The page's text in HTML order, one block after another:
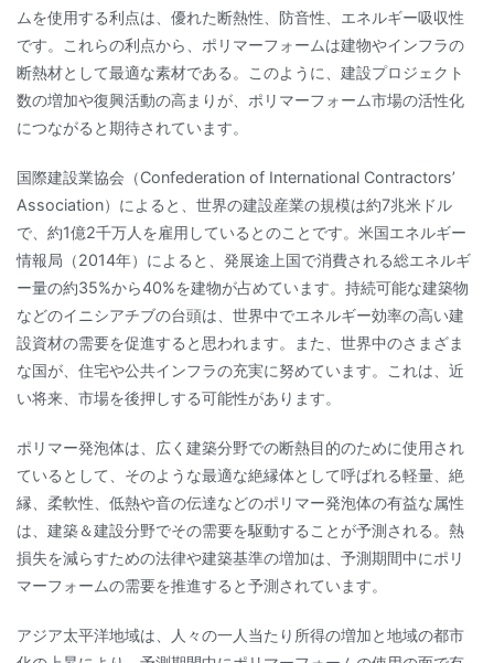
ムを使用する利点は、優れた断熱性、防音性、エネルギー吸収性
です。これらの利点から、ポリマーフォームは建物やインフラの
断熱材として最適な素材である。このように、建設プロジェクト
数の増加や復興活動の高まりが、ポリマーフォーム市場の活性化
につながると期待されています。
国際建設業協会（Confederation of International Contractors’
Association）によると、世界の建設産業の規模は約7兆米ドル
で、約1億2千万人を雇用しているとのことです。米国エネルギー
情報局（2014年）によると、発展途上国で消費される総エネルギ
ー量の約35%から40%を建物が占めています。持続可能な建築物
などのイニシアチブの台頭は、世界中でエネルギー効率の高い建
設資材の需要を促進すると思われます。また、世界中のさまざま
な国が、住宅や公共インフラの充実に努めています。これは、近
い将来、市場を後押しする可能性があります。
ポリマー発泡体は、広く建築分野での断熱目的のために使用され
ているとして、そのような最適な絶縁体として呼ばれる軽量、絶
縁、柔軟性、低熱や音の伝達などのポリマー発泡体の有益な属性
は、建築＆建設分野でその需要を駆動することが予測される。熱
損失を減らすための法律や建築基準の増加は、予測期間中にポリ
マーフォームの需要を推進すると予測されています。
アジア太平洋地域は、人々の一人当たり所得の増加と地域の都市